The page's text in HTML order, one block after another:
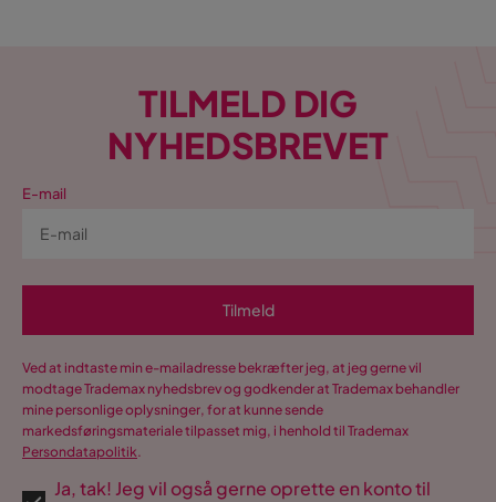
TILMELD DIG
NYHEDSBREVET
E-mail
Tilmeld
Ved at indtaste min e-mailadresse bekræfter jeg, at jeg gerne vil
modtage Trademax nyhedsbrev og godkender at Trademax behandler
mine personlige oplysninger, for at kunne sende
markedsføringsmateriale tilpasset mig, i henhold til Trademax
Persondatapolitik.
Ja, tak! Jeg vil også gerne oprette en konto til